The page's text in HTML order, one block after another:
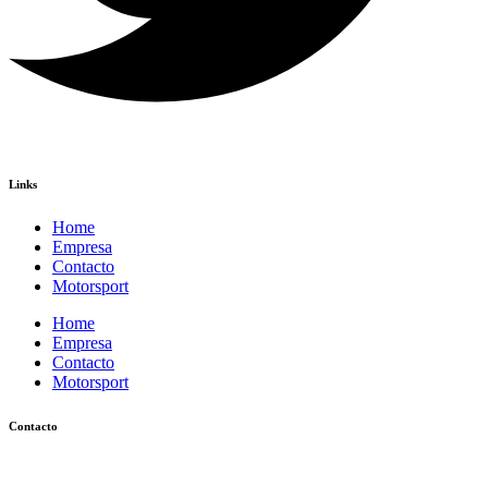
Links
Home
Empresa
Contacto
Motorsport
Home
Empresa
Contacto
Motorsport
Contacto